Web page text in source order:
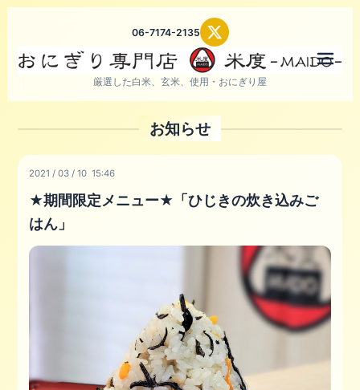
06-7174-2135
厳選した白米、玄米、使用・おにぎり屋
お知らせ
2021 /03 /10 15:46
★期間限定メニュー★「ひじきの炊き込みご
はん」